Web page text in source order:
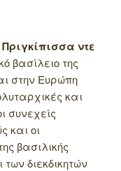
Πριγκίπισσα ντε
βασίλειο της
στην Ευρώπη
και
συνεχείς
και οι
βασιλικής
διεκδικητών